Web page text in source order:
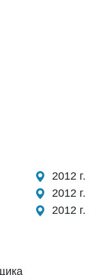
2012 г.
2012 г.
2012 г.